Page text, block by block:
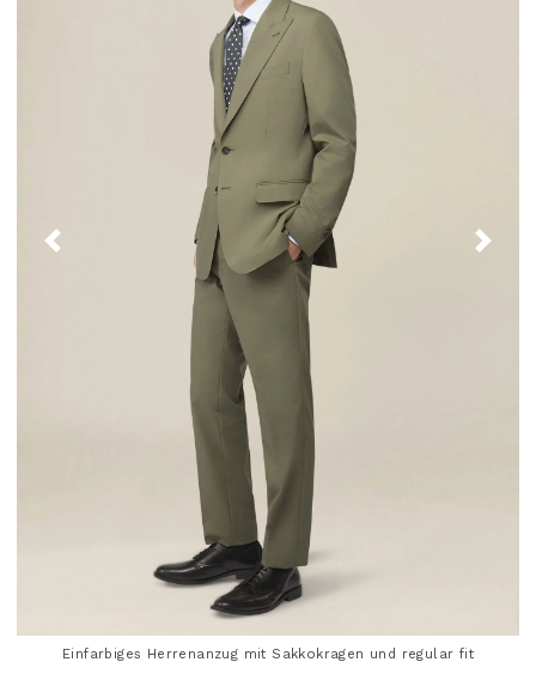
Einfarbiges Herrenanzug mit Sakkokragen und regular fit